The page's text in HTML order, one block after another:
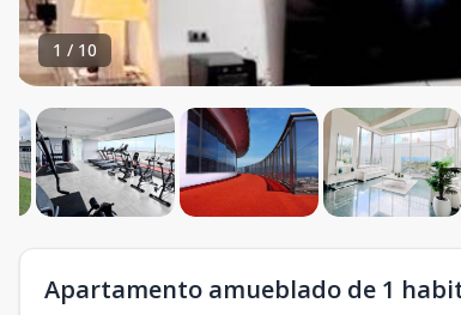
1 / 10
Apartamento amueblado de 1